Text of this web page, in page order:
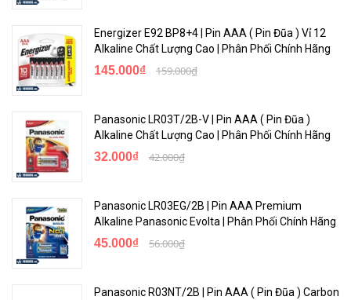
Energizer E92 BP8+4 | Pin AAA ( Pin Đũa ) Vỉ 12
Alkaline Chất Lượng Cao | Phân Phối Chính Hãng
145.000₫ 159.000₫
Panasonic LR03T/2B-V | Pin AAA ( Pin Đũa )
Alkaline Chất Lượng Cao | Phân Phối Chính Hãng
32.000₫ 42.000₫
Panasonic LR03EG/2B | Pin AAA Premium
Alkaline Panasonic Evolta | Phân Phối Chính Hãng
45.000₫ 56.000₫
Panasonic R03NT/2B | Pin AAA ( Pin Đũa ) Carbon